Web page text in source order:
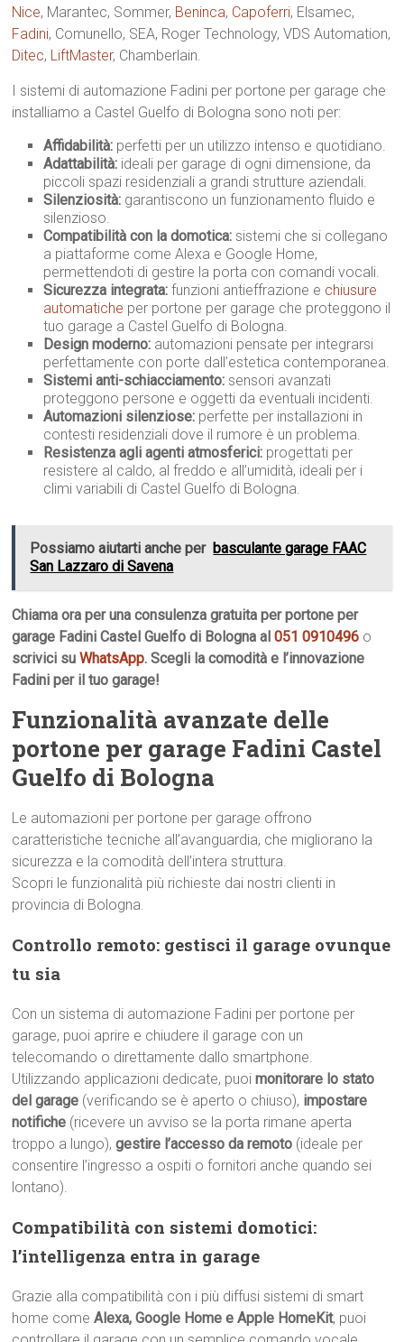
Nice, Marantec, Sommer, Beninca, Capoferri, Elsamec,
Fadini, Comunello, SEA, Roger Technology, VDS Automation,
Ditec, LiftMaster, Chamberlain.
I sistemi di automazione Fadini per portone per garage che
installiamo a Castel Guelfo di Bologna sono noti per:
Affidabilità: perfetti per un utilizzo intenso e quotidiano.
Adattabilità: ideali per garage di ogni dimensione, da
piccoli spazi residenziali a grandi strutture aziendali.
Silenziosità: garantiscono un funzionamento fluido e
silenzioso.
Compatibilità con la domotica: sistemi che si collegano
a piattaforme come Alexa e Google Home,
permettendoti di gestire la porta con comandi vocali.
Sicurezza integrata: funzioni antieffrazione e chiusure
automatiche per portone per garage che proteggono il
tuo garage a Castel Guelfo di Bologna.
Design moderno: automazioni pensate per integrarsi
perfettamente con porte dall’estetica contemporanea.
Sistemi anti-schiacciamento: sensori avanzati
proteggono persone e oggetti da eventuali incidenti.
Automazioni silenziose: perfette per installazioni in
contesti residenziali dove il rumore è un problema.
Resistenza agli agenti atmosferici: progettati per
resistere al caldo, al freddo e all’umidità, ideali per i
climi variabili di Castel Guelfo di Bologna.
Possiamo aiutarti anche per basculante garage FAAC
San Lazzaro di Savena
Chiama ora per una consulenza gratuita per portone per
garage Fadini Castel Guelfo di Bologna al051 0910496 o
scrivici suWhatsApp. Scegli la comodità e l’innovazione
Fadini per il tuo garage!
Funzionalità avanzate delle
portone per garage Fadini Castel
Guelfo di Bologna
Le automazioni per portone per garage offrono
caratteristiche tecniche all’avanguardia, che migliorano la
sicurezza e la comodità dell’intera struttura.
Scopri le funzionalità più richieste dai nostri clienti in
provincia di Bologna.
Controllo remoto: gestisci il garage ovunque
tu sia
Con un sistema di automazione Fadini per portone per
garage, puoi aprire e chiudere il garage con un
telecomando o direttamente dallo smartphone.
Utilizzando applicazioni dedicate, puoimonitorare lo stato
del garage (verificando se è aperto o chiuso), impostare
notifiche (ricevere un avviso se la porta rimane aperta
troppo a lungo),gestire l’accesso da remoto (ideale per
consentire l’ingresso a ospiti o fornitori anche quando sei
lontano).
Compatibilità con sistemi domotici:
l’intelligenza entra in garage
Grazie alla compatibilità con i più diffusi sistemi di smart
home comeAlexa, Google Home e Apple HomeKit, puoi